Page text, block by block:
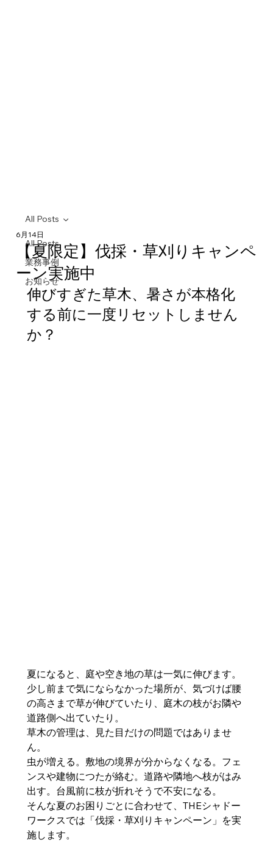
All Posts
業務事例
お知らせ
All Posts
【夏限定】伐採・草刈りキャンペ
ーン実施中
6月14日
伸びすぎた草木、暑さが本格化
する前に一度リセットしません
か？
夏になると、庭や空き地の草は一気に伸びます。
少し前まで気にならなかった場所が、気づけば腰
の高さまで草が伸びていたり、庭木の枝がお隣や
道路側へ出ていたり。
草木の管理は、見た目だけの問題ではありませ
ん。
虫が増える。敷地の境界が分からなくなる。フェ
ンスや建物につたが絡む。道路や隣地へ枝がはみ
出す。台風前に枝が折れそうで不安になる。
そんな夏のお困りごとに合わせて、THEシャドー
ワークスでは「伐採・草刈りキャンペーン」を実
施します。